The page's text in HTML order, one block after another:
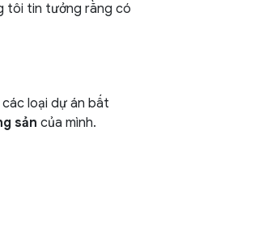
tôi tin tưởng rằng có
loại dự án bất
sản của mình.